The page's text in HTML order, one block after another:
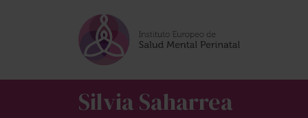
Silvia Saharrea